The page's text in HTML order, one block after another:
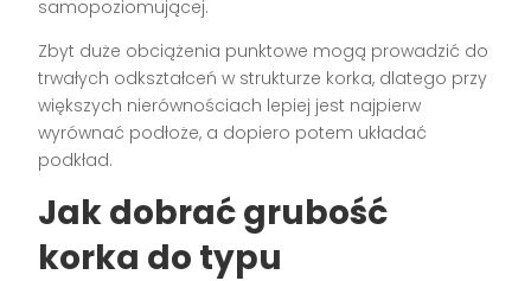
samopoziomującej.
Zbyt duże obciążenia punktowe mogą prowadzić do
trwałych odkształceń w strukturze korka, dlatego przy
większych nierównościach lepiej jest najpierw
wyrównać podłoże, a dopiero potem układać
podkład.
Jak dobrać grubość
korka do typu